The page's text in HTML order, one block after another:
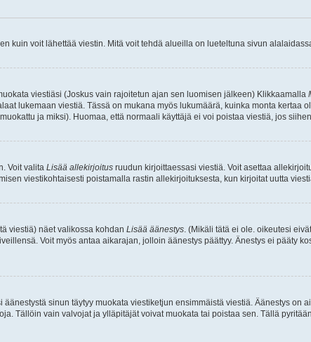
kuin voit lähettää viestin. Mitä voit tehdä alueilla on lueteltuna sivun
viestiäsi (Joskus vain rajoitetun ajan sen luomisen jälkeen) Klikkaamalla
lukemaan viestiä. Tässä on mukana myös lukumäärä, kuinka monta kertaa
ja miksi). Huomaa, että normaali käyttäjä ei voi poistaa viestiä, jos siihen
Voit valita Lisää allekirjoitus ruudun kirjoittaessasi viestiä. Voit asettaa
viestikohtaisesti poistamalla rastin allekirjoituksesta, kun kirjoitat uutta
viestiä) näet valikossa kohdan Lisää äänestys . (Mikäli tätä ei ole. oikeutesi
Voit myös antaa aikarajan, jolloin äänestys päättyy. Änestys ei pääty
sinun täytyy muokata viestiketjun ensimmäistä viestiä. Äänestys on
Tällöin vain valvojat ja ylläpitäjät voivat muokata tai poistaa sen. Tällä